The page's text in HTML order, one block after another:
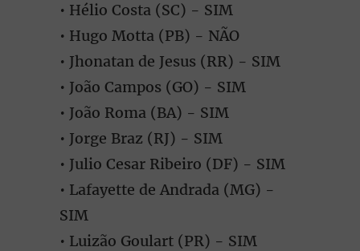
• Hélio Costa (SC) - SIM
• Hugo Motta (PB) - NÃO
• Jhonatan de Jesus (RR) - SIM
• João Campos (GO) - SIM
• João Roma (BA) - SIM
• Jorge Braz (RJ) - SIM
• Julio Cesar Ribeiro (DF) - SIM
• Lafayette de Andrada (MG) -
SIM
• Luizão Goulart (PR) - SIM